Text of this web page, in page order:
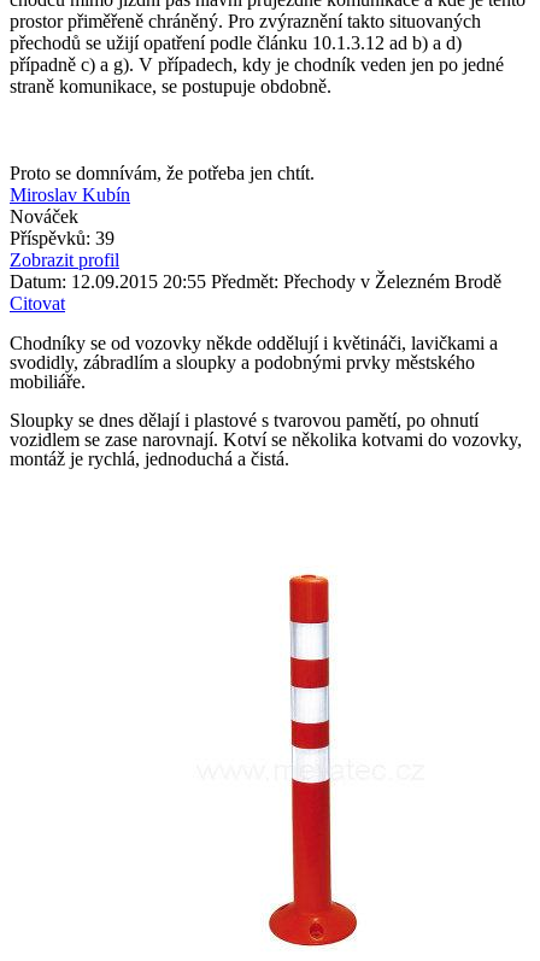
prostor přiměřeně chráněný. Pro zvýraznění takto situovaných
přechodů se užijí opatření podle článku 10.1.3.12 ad b) a d)
případně c) a g). V případech, kdy je chodník veden jen po jedné
straně komunikace, se postupuje obdobně.
Proto se domnívám, že potřeba jen chtít.
Miroslav Kubín
Nováček
Příspěvků: 39
Zobrazit profil
Datum: 12.09.2015 20:55 Předmět: Přechody v Železném Brodě
Citovat
Chodníky se od vozovky někde oddělují i květináči, lavičkami a
svodidly, zábradlím a sloupky a podobnými prvky městského
mobiliáře.
Sloupky se dnes dělají i plastové s tvarovou pamětí, po ohnutí
vozidlem se zase narovnají. Kotví se několika kotvami do vozovky,
montáž je rychlá, jednoduchá a čistá.